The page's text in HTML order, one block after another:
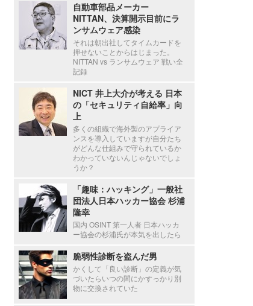
自動車部品メーカー
NITTAN、決算開示目前にラ
ンサムウェア感染
それは朝出社してタイムカードを
押せないことからはじまった。
NITTAN vs ランサムウェア 戦い全
記録
NICT 井上大介が考える 日本
の「セキュリティ自給率」向
上
多くの組織で海外製のアプライア
ンスを導入していますが自分たち
がどんな仕組みで守られているか
わかっていないんじゃないでしょ
うか？
「趣味：ハッキング」一般社
団法人日本ハッカー協会 杉浦
隆幸
国内 OSINT 第一人者 日本ハッカ
ー協会の杉浦氏が本気を出したら
脆弱性診断を盗んだ男
かくして「良い診断」の定義が気
づいたらいつの間にかすっかり別
物に交換されていた